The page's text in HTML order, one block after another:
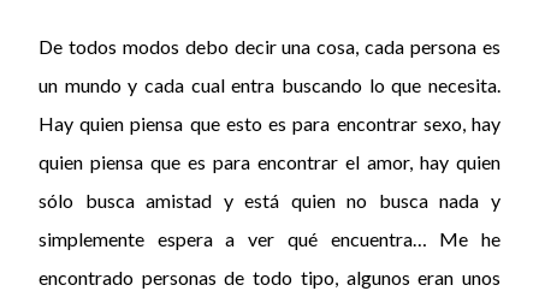
De todos modos debo decir una cosa, cada persona es
un mundo y cada cual entra buscando lo que necesita.
Hay quien piensa que esto es para encontrar sexo, hay
quien piensa que es para encontrar el amor, hay quien
sólo busca amistad y está quien no busca nada y
simplemente espera a ver qué encuentra… Me he
encontrado personas de todo tipo, algunos eran unos